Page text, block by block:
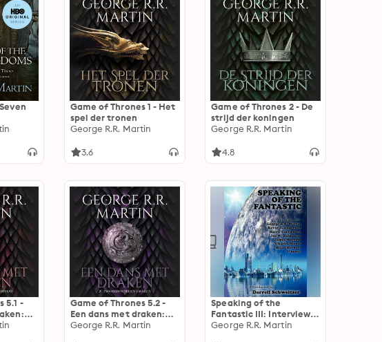
Game of Thrones 1 - Het
spel der tronen
George R.R. Martin
3.6
Game of Thrones 2 - De
strijd der koningen
George R.R. Martin
4.8
5.1 -
Game of Thrones 5.2 -
Een dans met draken:
Zwaarden tegen draken
George R.R. Martin
Speaking of the
Fantastic III: Interviews
with Science Fiction
George R.R. Martin